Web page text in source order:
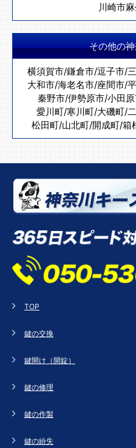
川崎市
その他の
横須賀市/鎌倉市/逗子市/
大和市/海老名市/座間市/
秦野市/伊勢原市/小田
愛川町/寒川町/大磯町/
松田町/山北町/開成町/箱
TOP
鍵の交換
鍵開け（開錠）
鍵の修理
鍵の作製
鍵の紛失